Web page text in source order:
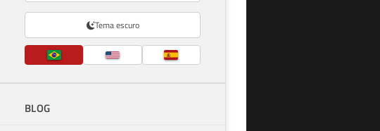
Tema escuro
BLOG